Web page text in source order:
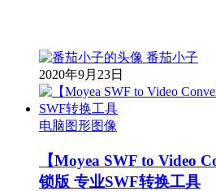
番茄小子
2020年9月23日
电脑图形图像
【Moyea SWF to Video
锁版 专业SWF转换工具